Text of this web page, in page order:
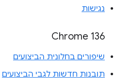
נגישות
Chrome 136
שיפורים בחלונית הביצועים
תובנות חדשות לגבי הביצועים